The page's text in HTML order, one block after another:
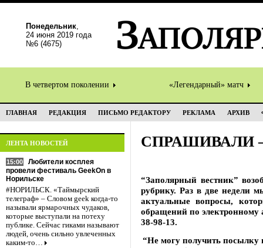
Понедельник,
24 июня 2019 года
№6 (4675)
В четвертом поколении «Легендарный» матч
ГЛАВНАЯ РЕДАКЦИЯ ПИСЬМО РЕДАКТОРУ РЕКЛАМА АРХИВ
ЛЕНТА НОВОСТЕЙ
15:00
Любители косплея
провели фестиваль GeekOn в
Норильске
#НОРИЛЬСК. «Таймырский
телеграф» – Словом geek когда-то
называли ярмарочных чудаков,
которые выступали на потеху
публике. Сейчас гиками называют
людей, очень сильно увлеченных
каким-то…
СПРАШИВАЛИ
“Заполярный вестник”
рубрику. Раз в две недели
актуальные вопросы,
обращений по электронному
38-98-13.
“Не могу получить посылку